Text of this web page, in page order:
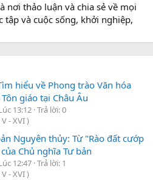
nơi thảo luận và chia sẻ về mọi
và cuộc sống, khởi nghiệp,
hiểu về Phong trào Văn hóa
giáo tại Châu Âu
13:12 Trả lời: 0
- XVI )
Nguyên thủy: Từ "Rào đất cướp
Chủ nghĩa Tư bản
12:47 Trả lời: 1
- XVI )